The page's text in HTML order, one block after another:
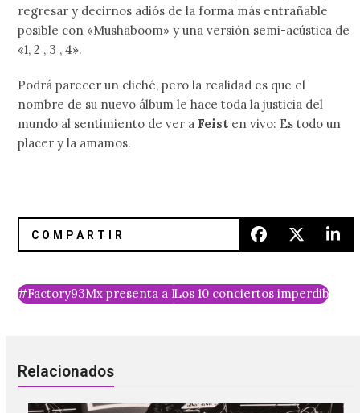
regresar y decirnos adiós de la forma más entrañable
posible con «Mushaboom» y una versión semi-acústica de
«1, 2 , 3 , 4».
Podrá parecer un cliché, pero la realidad es que el
nombre de su nuevo álbum le hace toda la justicia del
mundo al sentimiento de ver a Feist en vivo: Es todo un
placer y la amamos.
#Factory93Mx presenta a Richie Hawtin, Matador y Hito
Los 10 conciertos imperdibles
Relacionados